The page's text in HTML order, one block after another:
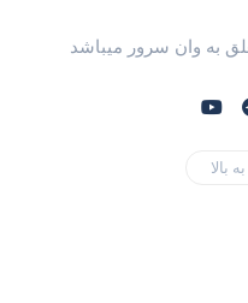
به وان سرور میباشد